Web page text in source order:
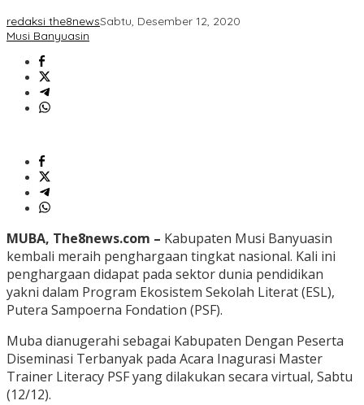
redaksi the8newsSabtu, Desember 12, 2020
Musi Banyuasin
MUBA, The8news.com – Kabupaten Musi Banyuasin
kembali meraih penghargaan tingkat nasional. Kali ini
penghargaan didapat pada sektor dunia pendidikan
yakni dalam Program Ekosistem Sekolah Literat (ESL),
Putera Sampoerna Fondation (PSF).
Muba dianugerahi sebagai Kabupaten Dengan Peserta
Diseminasi Terbanyak pada Acara Inagurasi Master
Trainer Literacy PSF yang dilakukan secara virtual, Sabtu
(12/12).